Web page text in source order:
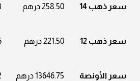
سعر ذهب 14 258.50 درهم
سعر ذهب 12 221.50 درهم
سعر الأونصة 13646.75 درهم